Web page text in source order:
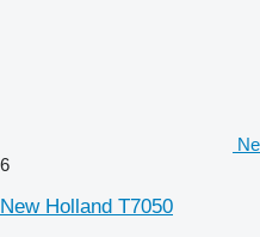
6
New Holland T7050